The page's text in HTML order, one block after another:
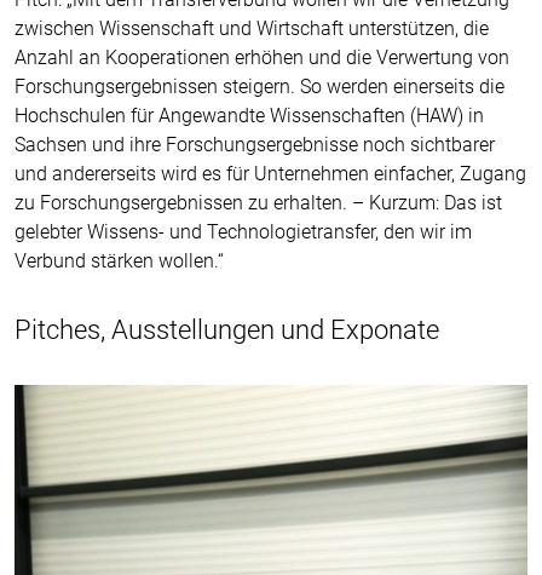
zwischen Wissenschaft und Wirtschaft unterstützen, die
Anzahl an Kooperationen erhöhen und die Verwertung von
Forschungsergebnissen steigern. So werden einerseits die
Hochschulen für Angewandte Wissenschaften (HAW) in
Sachsen und ihre Forschungsergebnisse noch sichtbarer
und andererseits wird es für Unternehmen einfacher, Zugang
zu Forschungsergebnissen zu erhalten. – Kurzum: Das ist
gelebter Wissens- und Technologietransfer, den wir im
Verbund stärken wollen.“
Pitches, Ausstellungen und Exponate